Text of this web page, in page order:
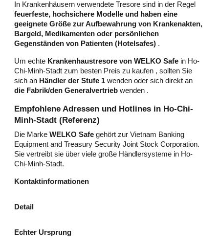
In Krankenhäusern verwendete Tresore sind in der Regel
feuerfeste, hochsichere Modelle und haben eine
geeignete Größe zur Aufbewahrung von Krankenakten,
Bargeld, Medikamenten oder persönlichen
Gegenständen von Patienten (Hotelsafes) .
Um echte Krankenhaustresore von WELKO Safe in Ho-
Chi-Minh-Stadt zum besten Preis zu kaufen , sollten Sie
sich an Händler der Stufe 1 wenden oder sich direkt an
die Fabrik/den Generalvertrieb wenden .
Empfohlene Adressen und Hotlines in Ho-Chi-
Minh-Stadt (Referenz)
Die MarkeWELKO Safe gehört zur Vietnam Banking
Equipment and Treasury Security Joint Stock Corporation.
Sie vertreibt sie über viele große Händlersysteme in Ho-
Chi-Minh-Stadt.
Kontaktinformationen
Detail
Echter Ursprung